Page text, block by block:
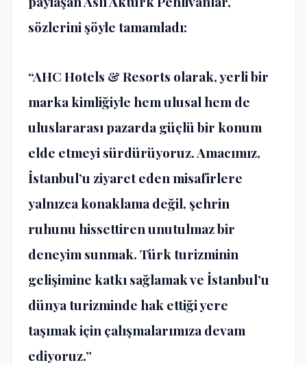
sözlerini şöyle tamamladı:
“AHC Hotels & Resorts olarak, yerli bir
marka kimliğiyle hem ulusal hem de
uluslararası pazarda güçlü bir konum
elde etmeyi sürdürüyoruz. Amacımız,
İstanbul’u ziyaret eden misafirlere
yalnızca konaklama değil, şehrin
ruhunu hissettiren unutulmaz bir
deneyim sunmak. Türk turizminin
gelişimine katkı sağlamak ve İstanbul’u
dünya turizminde hak ettiği yere
taşımak için çalışmalarımıza devam
ediyoruz.”